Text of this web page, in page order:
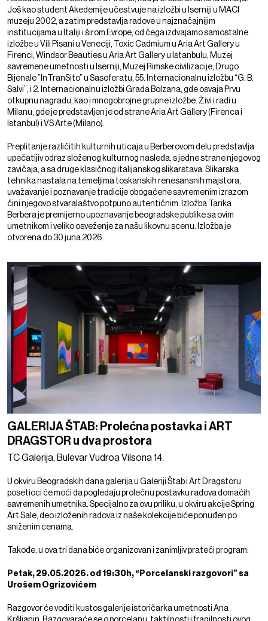
Još kao student Akedemije učestvuje na izložbi u Iserniji u MACI
muzeju 2002, a zatim predstavlja radove u najznačajnijim
institucijama u Italiji i širom Evrope, od čega izdvajamo samostalne
izložbe u Vili Pisani u Veneciji, Toxic Cadmium u Aria Art Gallery u
Firenci, Windsor Beauties u Aria Art Gallery u Istanbulu, Muzej
savremene umetnosti u Iserniji, Muzej Rimske civilizacije, Drugo
Bijenale ”InTranSito” u Sasoferatu, 55. Internacionalnu izložbu “G. B.
Salvi”, i 2. Internacionalnu izložbi Grada Bolzana, gde osvaja Prvu
otkupnu nagradu, kao i mnogobrojne grupne izložbe. Živi i radi u
Milanu, gde je predstavljen je od strane Aria Art Gallery (Firenca i
Istanbul) i VS Arte (Milano).
Preplitanje različitih kulturnih uticaja u Berberovom delu predstavlja
upečatljiv odraz složenog kulturnog nasleđa, s jedne strane njegovog
zavičaja, a sa druge klasičnog italijanskog slikarstava. Slikarska
tehnika nastala na temeljima toskanskih renesansnih majstora,
uvažavanje i poznavanje tradicije obogaćene savremenim izrazom
čini njegovo stvaralaštvo potpuno autentičnim. Izložba Tarika
Berbera je premijerno upoznavanje beogradske publike sa ovim
umetnikom i veliko osveženje za našu likovnu scenu. Izložba je
otvorena do 30 juna 2026.
GALERIJA ŠTAB: Prolećna postavka i ART
DRAGSTOR u dva prostora
TC Galerija, Bulevar Vudroa Vilsona 14.
U okviru Beogradskih dana galerija u Galeriji Štab i Art Dragstoru
posetioci će moći da pogledaju prolećnu postavku radova domaćih
savremenih umetnika. Specijalno za ovu priliku, u okviru akcije Spring
Art Sale, deo izloženih radova iz naše kolekcije biće ponuđen po
sniženim cenama.
Takođe, u ova tri dana biće organizovan i zanimljiv prateći program:
Petak, 29.05.2026. od 19:30h, “Porcelanski razgovori” sa
Urošem Ogrizovićem
Razgovor će voditi kustos galerije istoričarka umetnosti Ana